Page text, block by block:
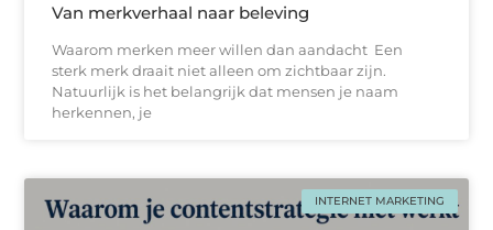
Van merkverhaal naar beleving
Waarom merken meer willen dan aandacht Een
sterk merk draait niet alleen om zichtbaar zijn.
Natuurlijk is het belangrijk dat mensen je naam
herkennen, je
INTERNET MARKETING